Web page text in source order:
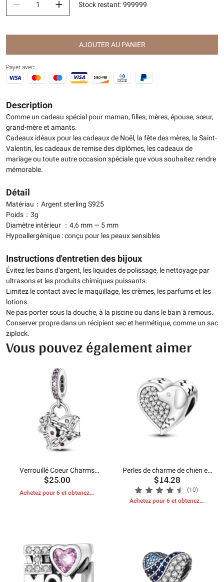
Stock restant:999999
AJOUTER AU PANIER
Payer avec:
Description
Comme un cadeau spécial pour maman, filles, mères, épouse, sœur,
grand-mère et amants.
Cadeaux idéaux pour les cadeaux de Noël, la fête des mères, la Saint-
Valentin, les cadeaux de remise des diplômes, les cadeaux de
mariage ou toute autre occasion spéciale que vous souhaitez rendre
mémorable.
Détail
Matériau：Argent sterling S925
Poids：3g
Diamètre intérieur ：4,6 mm — 5 mm
Hypoallergénique : conçu pour les peaux sensibles
Instructions d'entretien des bijoux
Évitez les bains d'argent, les liquides de polissage, le nettoyage par
ultrasons et les produits chimiques puissants.
Limitez le contact avec le maquillage, les crèmes, les parfums et les
lotions.
Ne pas porter sous la douche, à la piscine ou dans le bain à remous.
Conserver propre dans un récipient sec et hermétique, comme un sac
ziplock.
Vous pouvez également aimer
Verrouillé Coeur Charms
Perles
$25.00
Achetez pour 6 et obtenez 1
Perles de charme de chien en
forme de coeur Hapour
$14.28
(10)
Achetez pour 6 et obtenez 1